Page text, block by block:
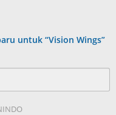
untuk “Vision Wings”